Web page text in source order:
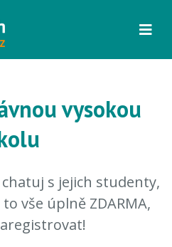
vysokou
s jejich studenty,
vše úplně ZDARMA,